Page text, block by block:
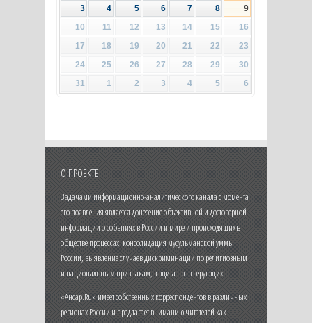
3
4 5 6 7 8
9
10
11 12 13 14 15
16
17
18 19 20 21 22
23
24
25 26 27 28 29
30
31
1 2 3 4 5 6
О ПРОЕКТЕ
Задачами информационно-аналитического канала с момента
его появления является донесение объективной и достоверной
информации о событиях в России и мире и происходящих в
обществе процессах, консолидация мусульманской уммы
России, выявление случаев дискриминации по религиозным
и национальным признакам, защита прав верующих.
«Ансар.Ru» имеет собственных корреспондентов в различных
регионах России и предлагает вниманию читателей как